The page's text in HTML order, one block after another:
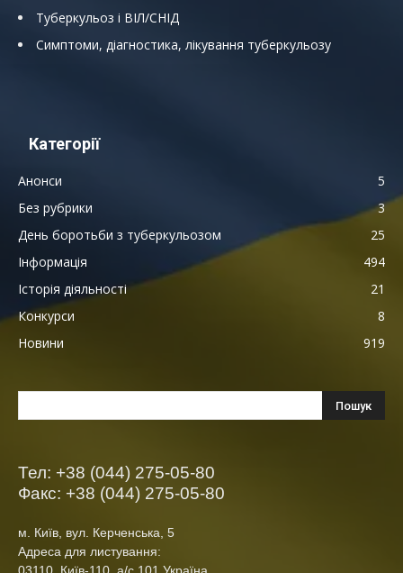
Туберкульоз і ВІЛ/СНІД
Симптоми, діагностика, лікування туберкульозу
Категорії
Анонси
5
Без рубрики
3
День боротьби з туберкульозом
25
Інформація
494
Історія діяльності
21
Конкурси
8
Новини
919
Тел: +38 (044) 275-05-80
Факс: +38 (044) 275-05-80
м. Київ, вул. Керченська, 5
Адреса для листування: